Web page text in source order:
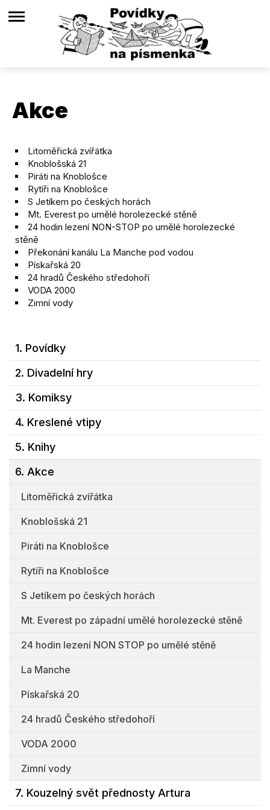
Akce
Litoměřická zvířátka
Knoblošská 21
Piráti na Knoblošce
Rytíři na Knoblošce
S Jetíkem po českých horách
Mt. Everest po umělé horolezecké stěně
24 hodin lezení NON-STOP po umělé horolezecké
stěně
Překonání kanálu La Manche pod vodou
Pískařská 20
24 hradů Českého středohoří
VODA 2000
Zimní vody
1. Povídky
2. Divadelní hry
3. Komiksy
4. Kreslené vtipy
5. Knihy
6. Akce
Litoměřická zvířátka
Knoblošská 21
Piráti na Knoblošce
Rytíři na Knoblošce
S Jetíkem po českých horách
Mt. Everest po západní umělé horolezecké stěně
24 hodin lezení NON STOP po umělé stěně
La Manche
Pískařská 20
24 hradů Českého středohoří
VODA 2000
Zimní vody
7. Kouzelný svět přednosty Artura